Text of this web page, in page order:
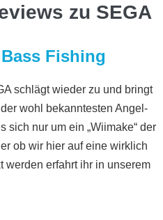
zu SEGA
Fishing
schlägt wieder zu und bringt
wohl bekanntesten Angel-
sich nur um ein „Wiimake“ der
ob wir hier auf eine wirklich
werden erfahrt ihr in unserem